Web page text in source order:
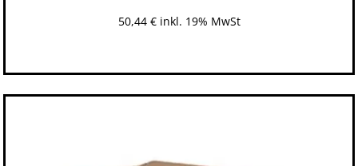
50,44 € inkl. 19% MwSt